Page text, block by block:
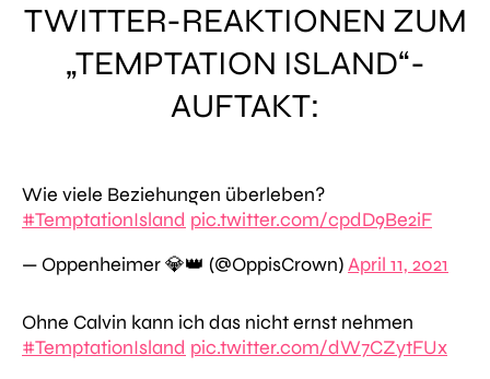
TWITTER-REAKTIONEN ZUM
„TEMPTATION ISLAND“-
AUFTAKT:
Wie viele Beziehungen überleben?
#TemptationIsland pic.twitter.com/cpdD9Be2iF
— Oppenheimer 💎👑 (@OppisCrown)April 11, 2021
Ohne Calvin kann ich das nicht ernst nehmen
#TemptationIsland pic.twitter.com/dW7CZytFUx